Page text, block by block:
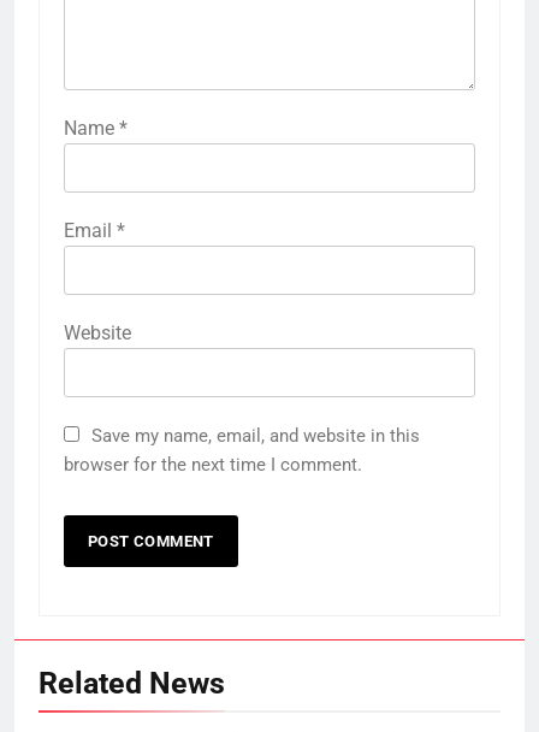
Name *
Email *
Website
Save my name, email, and website in this
browser for the next time I comment.
Related News